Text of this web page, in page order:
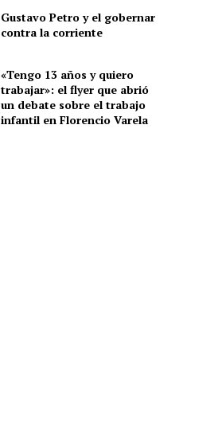
Gustavo Petro y el gobernar
contra la corriente
«Tengo 13 años y quiero
trabajar»: el flyer que abrió
un debate sobre el trabajo
infantil en Florencio Varela